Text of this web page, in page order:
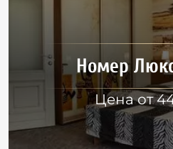
Номер
Цена от